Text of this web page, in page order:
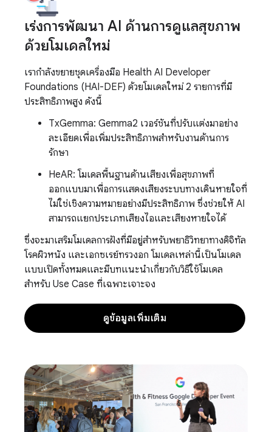
เร่งการพัฒนา AI ด้านการดูแลสุขภาพ
ด้วยโมเดลใหม่
เรากำลังขยายชุดเครื่องมือ Health AI Developer
Foundations (HAI-DEF) ด้วยโมเดลใหม่ 2 รายการที่มี
ประสิทธิภาพสูง ดังนี้
TxGemma: Gemma2 เวอร์ชันที่ปรับแต่งมาอย่าง
ละเอียดเพื่อเพิ่มประสิทธิภาพสำหรับงานด้านการ
รักษา
HeAR: โมเดลพื้นฐานด้านเสียงเพื่อสุขภาพที่
ออกแบบมาเพื่อการแสดงเสียงระบบทางเดินหายใจที่
ไม่ใช่เชิงความหมายอย่างมีประสิทธิภาพ ซึ่งช่วยให้ AI
สามารถแยกประเภทเสียงไอและเสียงหายใจได้
ซึ่งจะมาเสริมโมเดลการฝังที่มีอยู่สำหรับพยาธิวิทยาทางดิจิทัล
โรคผิวหนัง และเอกซเรย์ทรวงอก โมเดลเหล่านี้เป็นโมเดล
แบบเปิดทั้งหมดและมีบทแนะนำเกี่ยวกับวิธีใช้โมเดล
สำหรับ Use Case ที่เฉพาะเจาะจง
ดูข้อมูลเพิ่มเติม